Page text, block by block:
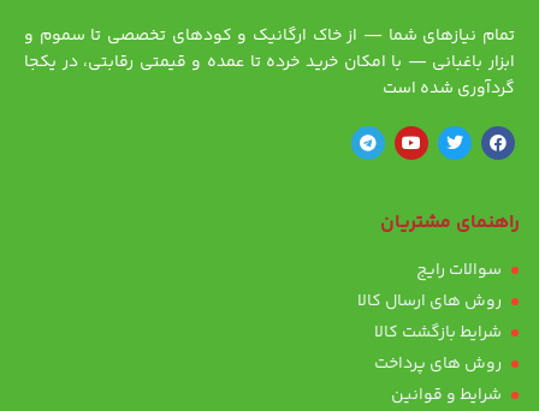
تمام نیازهای شما — از خاک ارگانیک و کودهای تخصصی تا سموم و
ابزار باغبانی — با امکان خرید خرده تا عمده و قیمتی رقابتی، در یکجا
گردآوری شده است
راهنمای مشتریان
سوالات رایج
روش های ارسال کالا
شرایط بازگشت کالا
روش های پرداخت
شرایط و قوانین